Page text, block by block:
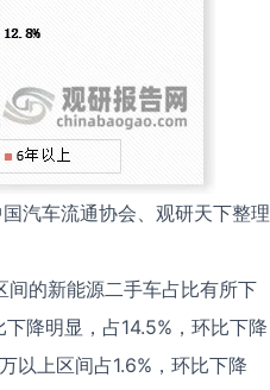
汽车流通协会、观研天下整理
的新能源二手车占比有所下
降明显，占14.5%，环比下降
以上区间占1.6%，环比下降